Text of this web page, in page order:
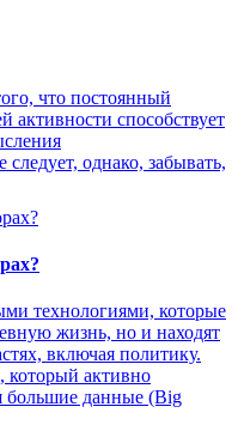
что постоянный
активности способствует
однако, забывать,
технологиями, которые
жизнь, но и находят
включая политику.
активно
большие данные (Big